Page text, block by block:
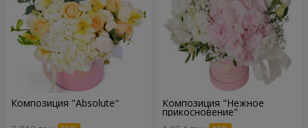
Композиция "Absolute" Композиция "Нежное
прикосновение"